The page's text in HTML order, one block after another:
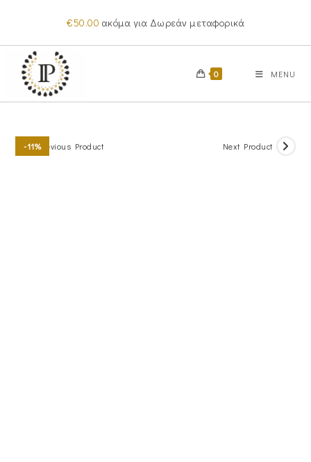
content
€50.00 ακόμα για Δωρεάν μεταφορικά
0 MENU
-11%Previous Product Next Product